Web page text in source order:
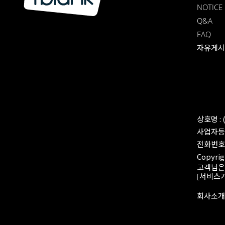
NOTICE
Q&A
FAQ
자유게
상호명 :
사업자
전화번
고객님
[서비스
회사소개